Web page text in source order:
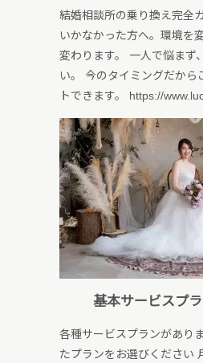
結婚相談所の乗り換え完全
いかなかった方へ。環境を
変わります。 一人で悩まず
い。 今のタイミングだから
トできます。 https://
基本サービスプ
各種サービスプランがあり
たプランをお選びください